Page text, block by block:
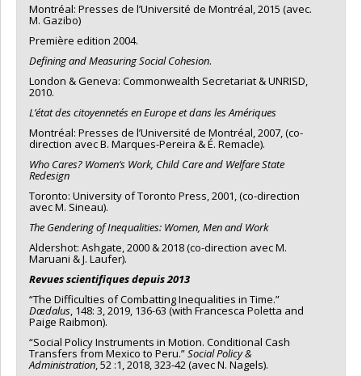
Montréal: Presses de l’Université de Montréal, 2015 (avec.
M. Gazibo)
Première edition 2004.
Defining and Measuring Social Cohesion.
London & Geneva: Commonwealth Secretariat & UNRISD,
2010.
L’état des citoyennetés en Europe et dans les Amériques
Montréal: Presses de l’Université de Montréal, 2007, (co-
direction avec B. Marques-Pereira & É. Remacle).
Who Cares? Women‘s Work, Child Care and Welfare State
Redesign
Toronto: University of Toronto Press, 2001, (co-direction
avec M. Sineau).
The Gendering of Inequalities: Women, Men and Work
Aldershot: Ashgate, 2000 & 2018 (co-direction avec M.
Maruani & J. Laufer).
Revues scientifiques depuis 2013
“The Difficulties of Combatting Inequalities in Time.”
Dædalus, 148: 3, 2019, 136-63 (with Francesca Poletta and
Paige Raibmon).
“Social Policy Instruments in Motion. Conditional Cash
Transfers from Mexico to Peru.”Social Policy &
Administration, 52 :1, 2018, 323-42 (avec N. Nagels).